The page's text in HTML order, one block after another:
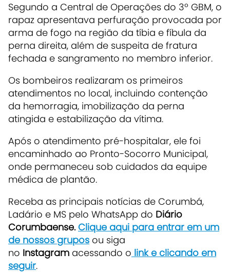
Segundo a Central de Operações do 3º GBM, o
rapaz apresentava perfuração provocada por
arma de fogo na região da tíbia e fíbula da
perna direita, além de suspeita de fratura
fechada e sangramento no membro inferior.
Os bombeiros realizaram os primeiros
atendimentos no local, incluindo contenção
da hemorragia, imobilização da perna
atingida e estabilização da vítima.
Após o atendimento pré-hospitalar, ele foi
encaminhado ao Pronto-Socorro Municipal,
onde permaneceu sob cuidados da equipe
médica de plantão.
Receba as principais notícias de Corumbá,
Ladário e MS pelo WhatsApp do Diário
Corumbaense.Clique aqui para entrar em um
de nossos grupos ou siga
no Instagram acessando o link e clicando em
seguir.